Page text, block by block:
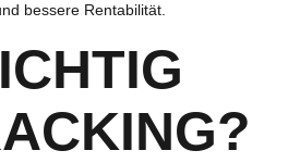
bessere Rentabilität.